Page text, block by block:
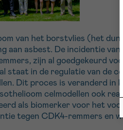
van het borstvlies (het
aan asbest. De incidentie
zijn al goedgekeurd
staat in de regulatie van de
Dit proces is veranderd in
celmodellen ook
als biomerker voor het
tegen CDK4-remmers en